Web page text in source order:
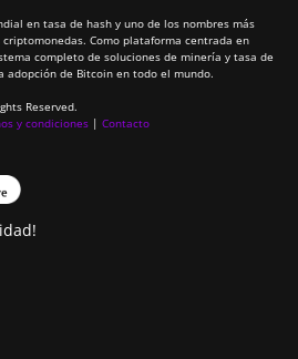
en tasa de hash y uno de los nombres más
Como plataforma centrada en
completo de soluciones de minería y tasa de
de Bitcoin en todo el mundo.
Reserved.
y condiciones | Contacto